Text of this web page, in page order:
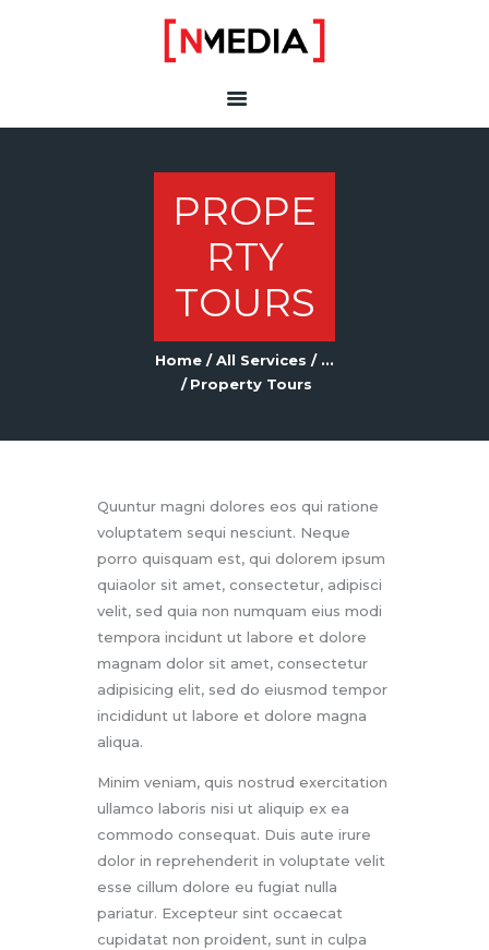
PROPE
RTY
TOURS
Home All Services
...
Property Tours
Media services
Quuntur magni dolores eos qui ratione
voluptatem sequi nesciunt. Neque
porro quisquam est, qui dolorem ipsum
quiaolor sit amet, consectetur, adipisci
velit, sed quia non numquam eius modi
tempora incidunt ut labore et dolore
magnam dolor sit amet, consectetur
adipisicing elit, sed do eiusmod tempor
incididunt ut labore et dolore magna
aliqua.
Minim veniam, quis nostrud exercitation
ullamco laboris nisi ut aliquip ex ea
commodo consequat. Duis aute irure
dolor in reprehenderit in voluptate velit
esse cillum dolore eu fugiat nulla
pariatur. Excepteur sint occaecat
cupidatat non proident, sunt in culpa